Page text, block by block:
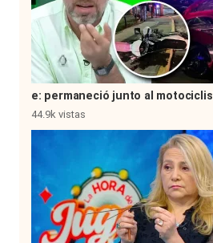
e: permaneció junto al
44.9k vistas